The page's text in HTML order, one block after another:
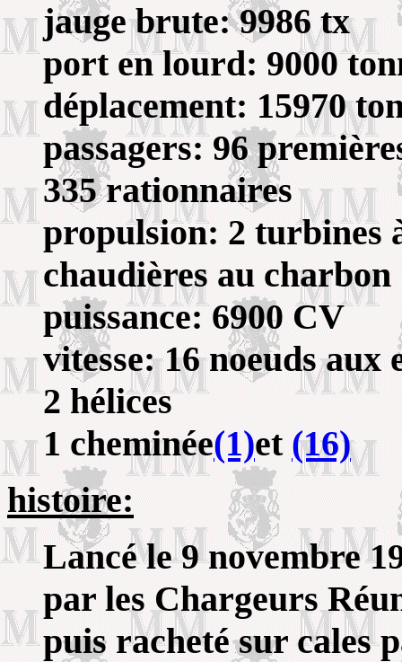
jauge brute: 9986 tx
port en lourd: 9000
déplacement: 15970
passagers: 96
335 rationnaires
propulsion: 2 turbines
chaudières au charbon
puissance: 6900 CV
vitesse: 16 noeuds aux
2 hélices
1 cheminée(1)et (16)
histoire:
Lancé le 9 novembre
par les Chargeurs
puis racheté sur cales